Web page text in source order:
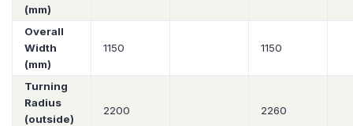
(mm)
Overall
Width
(mm)
1150 1150
Turning
Radius
(outside)
2200 2260